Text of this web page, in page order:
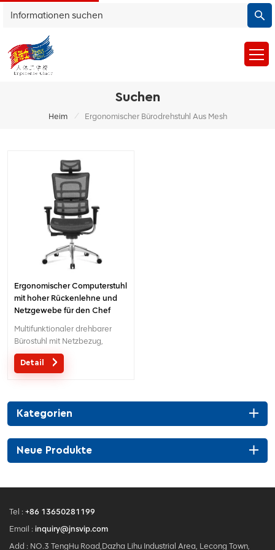
Suchen
Heim / Ergonomischer Bürodrehstuhl Aus Mesh
Ergonomischer Computerstuhl
mit hoher Rückenlehne und
Netzgewebe für den Chef
Multifunktionaler drehbarer
Bürostuhl mit Netzbezug,
Kopfstütze und verstellbarer
Lendenwirbelstütze
Detail
Kategorien
Neue Produkte
Tel : +86 13650281199
Email : inquiry@jnsvip.com
Add : NO.3 TengHu Road,Dazha Lihu Industrial Area, Lecong Town,